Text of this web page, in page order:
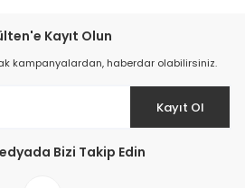
Kayıt Olun
kampanyalardan, haberdar olabilirsiniz.
Kayıt Ol
Bizi Takip Edin